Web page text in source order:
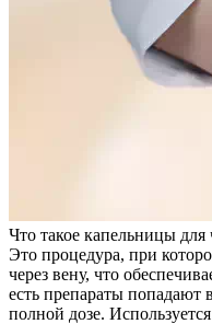
Что такое капельницы
Это процедура, при
через вену, что
есть препараты попадают
полной дозе.